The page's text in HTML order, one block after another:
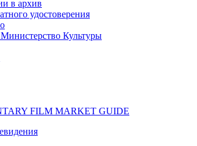
в архив
удостоверения
Культуры
FILM MARKET GUIDE